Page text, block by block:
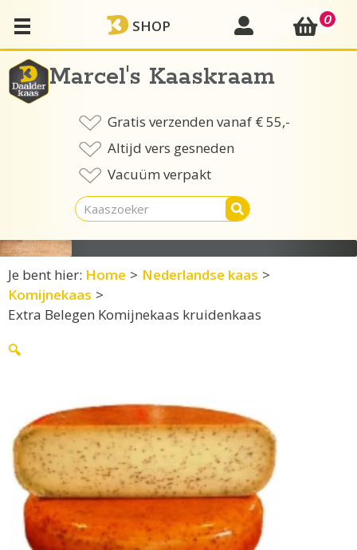
naar
de
inhoud
SHOP mijn account 0
Marcel's Kaaskraam
Gratis verzenden vanaf € 55,-
Altijd vers gesneden
Vacuüm verpakt
Je bent hier: Home > Nederlandse kaas >
Komijnekaas >
Extra Belegen Komijnekaas kruidenkaas
🔍